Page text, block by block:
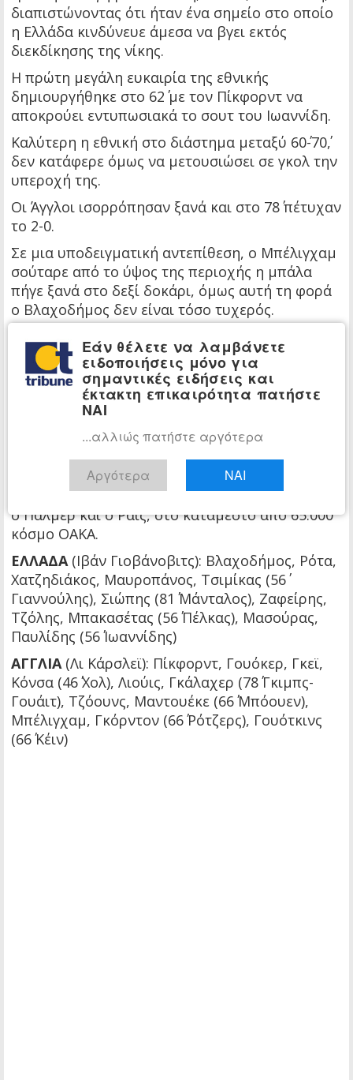
διαπιστώνοντας ότι ήταν ένα σημείο στο οποίο
η Ελλάδα κινδύνευε άμεσα να βγει εκτός
διεκδίκησης της νίκης.
Η πρώτη μεγάλη ευκαιρία της εθνικής
δημιουργήθηκε στο 62΄ με τον Πίκφορντ να
αποκρούει εντυπωσιακά το σουτ του Ιωαννίδη.
Καλύτερη η εθνική στο διάστημα μεταξύ 60΄-70΄,
δεν κατάφερε όμως να μετουσιώσει σε γκολ την
υπεροχή της.
Οι Άγγλοι ισορρόπησαν ξανά και στο 78΄ πέτυχαν
το 2-0.
Σε μια υποδειγματική αντεπίθεση, ο Μπέλιγχαμ
σούταρε από το ύψος της περιοχής η μπάλα
πήγε ξανά στο δεξί δοκάρι, όμως αυτή τη φορά
ο Βλαχοδήμος δεν είναι τόσο τυχερός.
Από την πρόσκρουση, η μπάλα βρήκε στην
πλάτη του και κατέληξε στα δίχτυα. Το τελικό
σκορ διαμορφώθηκε στο 82΄ με τον Μπόουεν να
μεταβιβάζει στον Κέρτις Τζόους, ο οποίος με
υπέροχο «τακουνάκι» σκόραρε στο ντεμπούτο
του με την Αγγλία.
Μια απρόσμενα ευρεία νίκη για τους Άγγλους,
που αγωνίστηκαν χωρίς βασικά στελέχη όπως ο
Αλεξάντερ-Άρνολντ, ο Σάκα, ο Γκρίλις, ο Φόντεν,
ο Πάλμερ και ο Ράις, στο κατάμεστο από 65.000
κόσμο ΟΑΚΑ.
ΕΛΛΑΔΑ(Ιβάν Γιοβάνοβιτς): Βλαχοδήμος, Ρότα,
Χατζηδιάκος, Μαυροπάνος, Τσιμίκας (56΄
Γιαννούλης), Σιώπης (81΄ Μάνταλος), Ζαφείρης,
Τζόλης, Μπακασέτας (56΄ Πέλκας), Μασούρας,
Παυλίδης (56΄ Ιωαννίδης)
ΑΓΓΛΙΑ(Λι Κάρσλεϊ): Πίκφορντ, Γουόκερ, Γκεϊ,
Κόνσα (46΄ Χολ), Λιούις, Γκάλαχερ (78΄ Γκιμπς-
Γουάιτ), Τζόουνς, Μαντουέκε (66΄ Μπόουεν),
Μπέλιγχαμ, Γκόρντον (66΄ Ρότζερς), Γουότκινς
(66΄ Κέιν)
Εάν θέλετε να λαμβάνετε
ειδοποιήσεις μόνο για
σημαντικές ειδήσεις και
έκτακτη επικαιρότητα πατήστε
ΝΑΙ
...αλλιώς πατήστε αργότερα
Αργότερα ΝΑΙ